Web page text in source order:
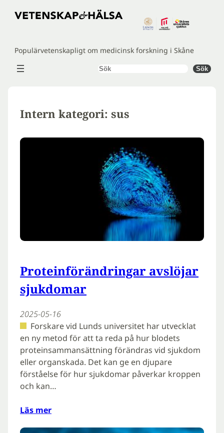
Hoppa
Populärvetenskapligt om medicinsk forskning i Skåne
Sök Sök
Intern kategori: sus
Proteinförändringar avslöjar
sjukdomar
2025-05-16
Forskare vid Lunds universitet har utvecklat
en ny metod för att ta reda på hur blodets
proteinsammansättning förändras vid sjukdom
eller organskada. Det kan ge en djupare
förståelse för hur sjukdomar påverkar kroppen
och kan…
Läs mer